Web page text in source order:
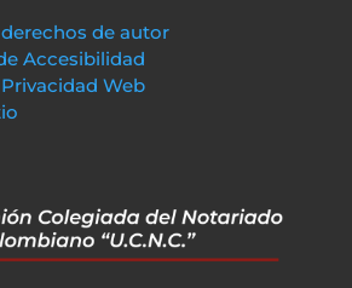
de autor
Accesibilidad
Web